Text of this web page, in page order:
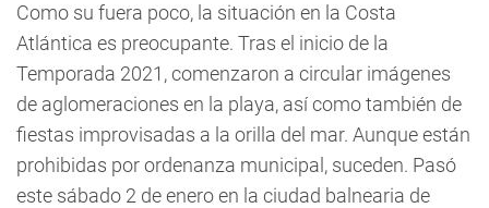
Como su fuera poco, la situación en la Costa
Atlántica es preocupante. Tras el inicio de la
Temporada 2021, comenzaron a circular imágenes
de aglomeraciones en la playa, así como también de
fiestas improvisadas a la orilla del mar. Aunque están
prohibidas por ordenanza municipal, suceden. Pasó
este sábado 2 de enero en la ciudad balnearia de